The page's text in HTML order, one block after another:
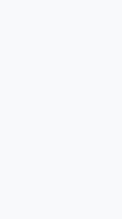
pour les
pour les